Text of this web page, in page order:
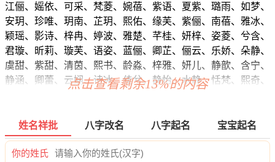
江俪、媱依、可采、梵菱、婉蓓、紫语、夏紫、璐雨、如梦、
安玥、珍唯、玥南、芷玥、熙佑、缘芙、紫俪、南蓓、雅冰、
颖瑶、影诗、梓冉、婷波、雅楚、芊桂、妍梓、姿菱、兮含、
君璇、昕莉、璇芙、语姿、蓝俪、卿芷、俪云、乐娇、朵静、
虞甜、紫甜、清茵、熙书、龄淼、梓雅、妍儿、静歆、含宁、
静涵、卿蕾、云娴、诗冰、佳兮、静怡、水静、恬梵、熙奇、
威弘、维耀、泽俊、琛烁、康译、曜朗、烁宇、瀚志、博源、
瑜炎、锦阳、立尊、宸昆、旭昀、弘向、江海、逸翰、旻曜、
泽璋、乐弘、弘紫、龙昊、志奕、俊云、弘瑾、伦睿、运彦、
点击查看剩余13%的内容
姓名祥批 八字改名 八字起名 宝宝起名
你的姓氏